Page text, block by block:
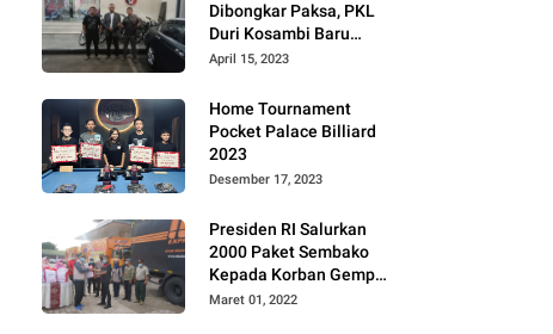
Dibongkar Paksa, PKL
Duri Kosambi Baru
Gugat PT MD
April 15, 2023
Home Tournament
Pocket Palace Billiard
2023
Desember 17, 2023
Presiden RI Salurkan
2000 Paket Sembako
Kepada Korban Gempa
di Pasaman Barat
Maret 01, 2022